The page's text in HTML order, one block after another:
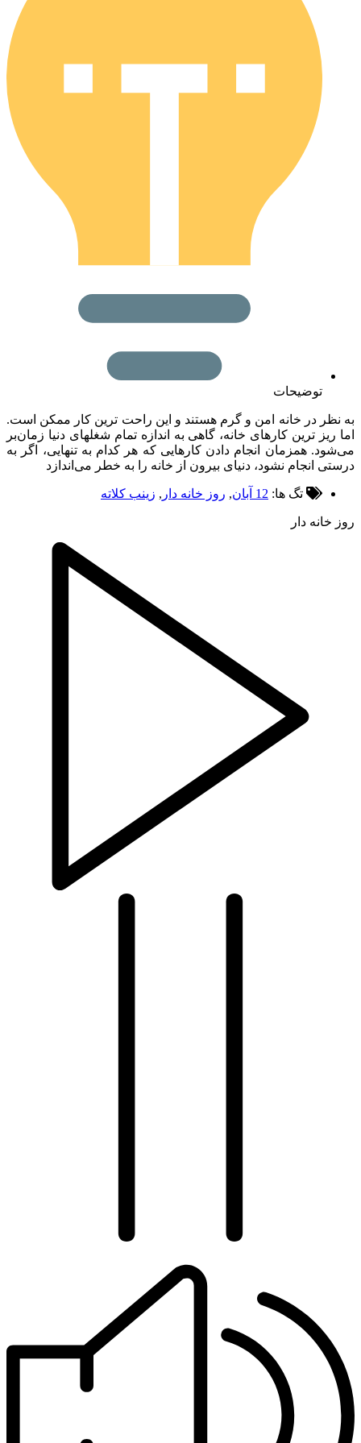
توضیحات
در خانه امن و گرم هستند و این راحت ترین کار ممکن است.
ترین کارهای خانه، گاهی به اندازه تمام شغلهای دنیا زمان‌بر
همزمان انجام دادن کارهایی که هر کدام به تنهایی، اگر به
انجام نشود، دنیای بیرون از خانه را به خطر می‌اندازد
تگ ها: 12 آبان , روز خانه دار, زینب کلاته
دار